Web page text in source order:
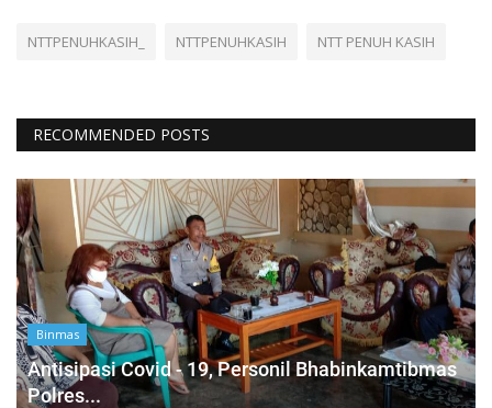
NTTPENUHKASIH_ NTTPENUHKASIH NTT PENUH KASIH
RECOMMENDED POSTS
Binmas
Antisipasi Covid - 19, Personil Bhabinkamtibmas
Polres...